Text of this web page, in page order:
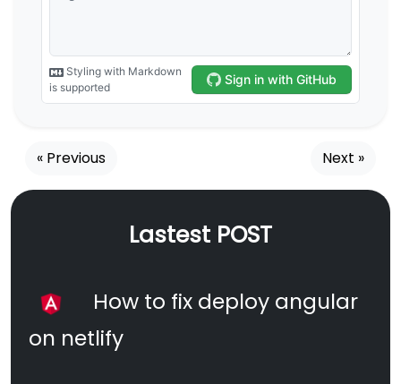
« Previous Next »
Lastest POST
How to fix deploy angular
on netlify